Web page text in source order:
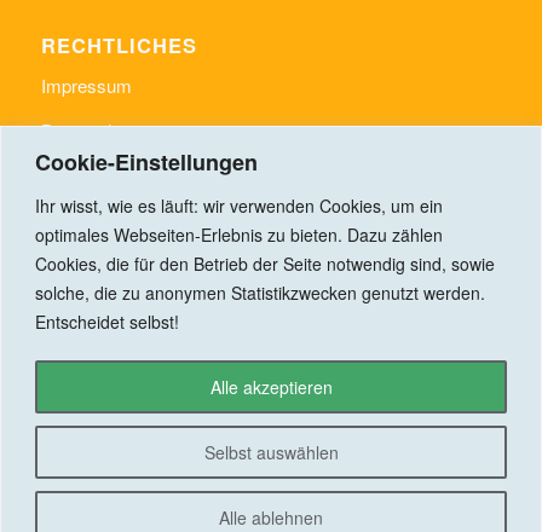
Cookie-Einstellungen
Ihr wisst, wie es läuft: wir verwenden Cookies, um ein
optimales Webseiten-Erlebnis zu bieten. Dazu zählen
Cookies, die für den Betrieb der Seite notwendig sind, sowie
solche, die zu anonymen Statistikzwecken genutzt werden.
Entscheidet selbst!
Selbst auswählen
Alle ablehnen
Alle akzeptieren
RECHTLICHES
Impressum
Datenschutz
LINKS
www.gemeinde-rudelzhausen.de
Der Schimmelbote
https://hiphiphallertau.de/